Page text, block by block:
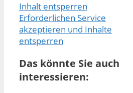
Inhalt entsperren
Erforderlichen Service
akzeptieren und Inhalte
entsperren
Das könnte Sie auch
interessieren: